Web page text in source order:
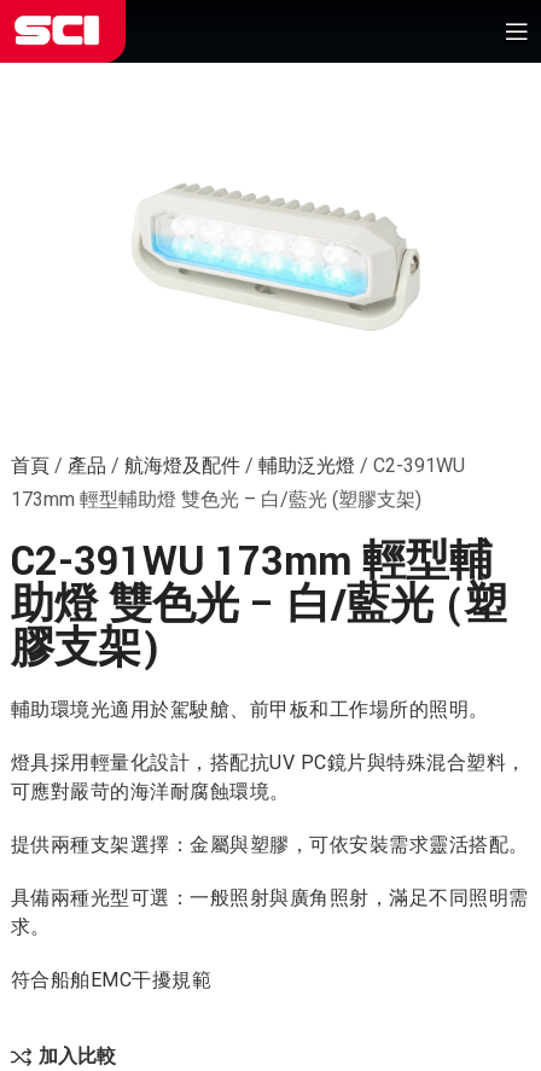
首頁/ 產品 / 航海燈及配件/ 輔助泛光燈 / C2-391WU
173mm 輕型輔助燈 雙色光 – 白/藍光 (塑膠支架)
C2-391WU 173mm 輕型輔
助燈 雙色光 – 白/藍光 (塑
膠支架)
輔助環境光適用於駕駛艙、前甲板和工作場所的照明。
燈具採用輕量化設計，搭配抗UV PC鏡片與特殊混合塑料，
可應對嚴苛的海洋耐腐蝕環境。
提供兩種支架選擇：金屬與塑膠，可依安裝需求靈活搭配。
具備兩種光型可選：一般照射與廣角照射，滿足不同照明需
求。
符合船舶EMC干擾規範
加入比較